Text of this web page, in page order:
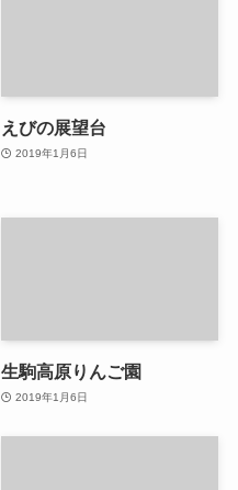
えびの展望台
2019年1月6日
生駒高原りんご園
2019年1月6日